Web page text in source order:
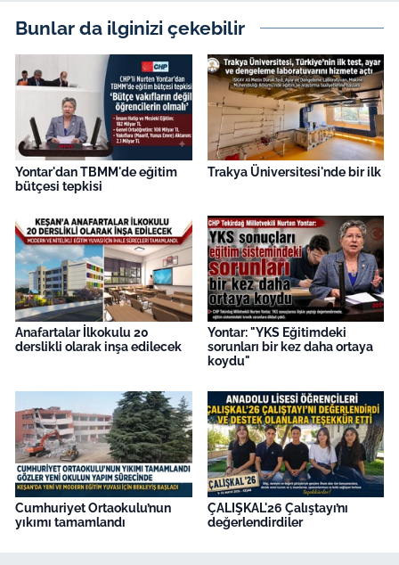
Bunlar da ilginizi çekebilir
Yontar'dan TBMM'de eğitim
bütçesi tepkisi
Trakya Üniversitesi'nde bir ilk
Anafartalar İlkokulu 20
derslikli olarak inşa edilecek
Yontar: "YKS Eğitimdeki
sorunları bir kez daha ortaya
koydu"
Cumhuriyet Ortaokulu’nun
yıkımı tamamlandı
ÇALIŞKAL'26 Çalıştayı’nı
değerlendirdiler